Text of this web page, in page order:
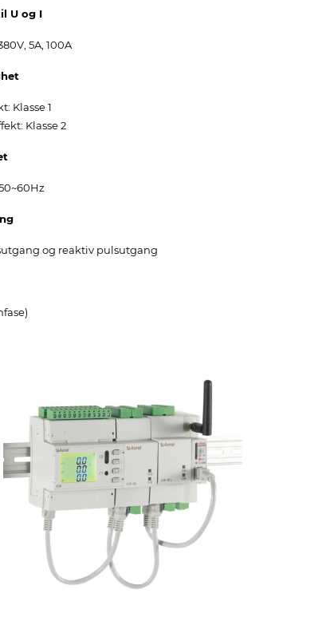
U og I
5A, 100A
Klasse 1
Klasse 2
og reaktiv pulsutgang